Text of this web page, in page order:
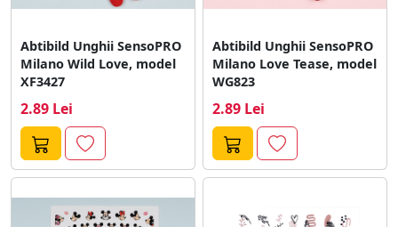
Abtibild Unghii SensoPRO
Milano Wild Love, model
XF3427
2.89 Lei
Abtibild Unghii SensoPRO
Milano Love Tease, model
WG823
2.89 Lei